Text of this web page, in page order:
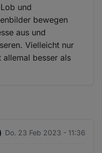
und
bewegen
aus und
Vielleicht nur
besser als
Do. 23 Feb 2023 - 11:36